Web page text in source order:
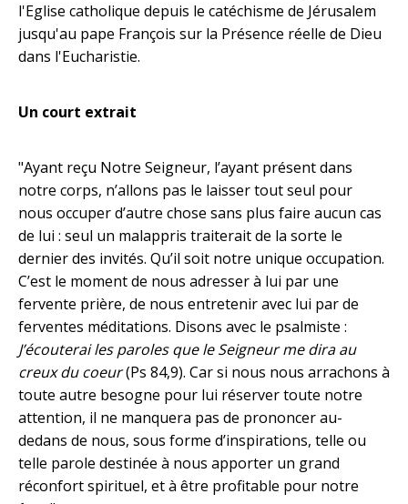
l'Eglise catholique depuis le catéchisme de Jérusalem
jusqu'au pape François sur la Présence réelle de Dieu
dans l'Eucharistie.
Un court extrait
"Ayant reçu Notre Seigneur, l’ayant présent dans
notre corps, n’allons pas le laisser tout seul pour
nous occuper d’autre chose sans plus faire aucun cas
de lui : seul un malappris traiterait de la sorte le
dernier des invités. Qu’il soit notre unique occu­pation.
C’est le moment de nous adresser à lui par une
fervente prière, de nous entretenir avec lui par de
ferventes méditations. Disons avec le psalmiste :
J’écouterai les paroles que le Seigneur me dira au
creux du coeur(Ps 84,9). Car si nous nous arrachons à
toute autre besogne pour lui réserver toute notre
attention, il ne manquera pas de prononcer au-
dedans de nous, sous forme d’inspirations, telle ou
telle parole destinée à nous apporter un grand
réconfort spirituel, et à être profitable pour notre